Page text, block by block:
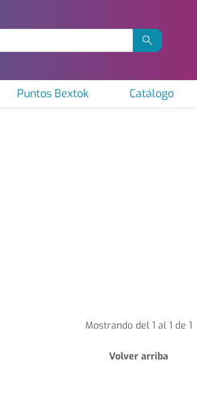
Puntos Bextok Catálogo
Mostrando del 1 al 1 de 1
Volver arriba